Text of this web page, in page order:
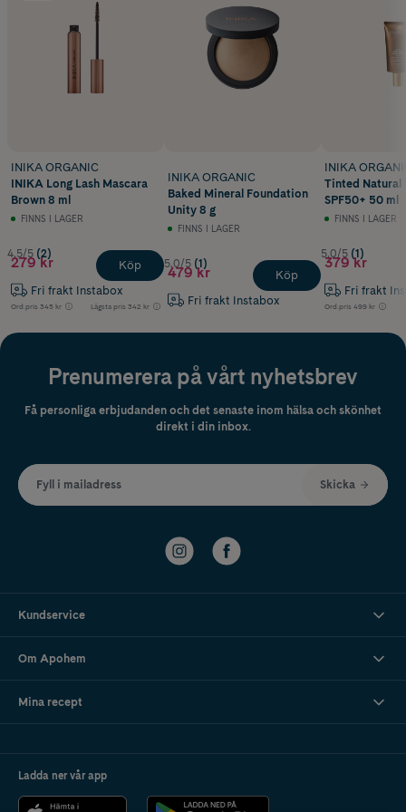
INIKA ORGANIC
INIKA Long Lash Mascara
Brown 8 ml
FINNS I LAGER
4.5/5 (2)
279 kr
Fri frakt Instabox
Ord.pris 345 kr Lägsta pris 342 kr
Köp
INIKA ORGANIC
Baked Mineral Foundation
Unity 8 g
FINNS I LAGER
5.0/5 (1)
479 kr
Fri frakt Instabox
Köp
INIKA
Tinted Natural
SPF50+ 50 ml
FINNS I LAGER
5.0/5 (1)
379 kr
Fri frakt
Ord.pris 499 kr
Prenumerera på vårt nyhetsbrev
Få personliga erbjudanden och det senaste inom hälsa och skönhet
direkt i din inbox.
Fyll i mailadress Skicka
Kundservice
Om Apohem
Mina recept
Ladda ner vår app